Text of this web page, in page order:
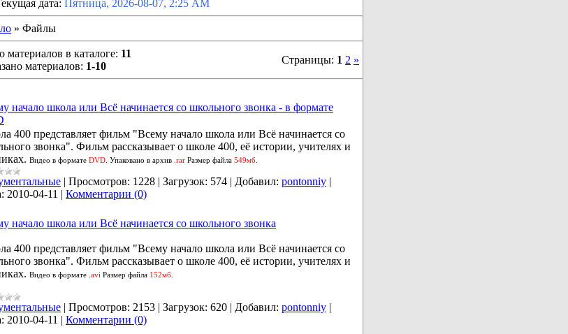
дата: Пятница, 2026-08-07, 2:25 AM
» Файлы
материалов в каталоге: 11
материалов: 1-10
Страницы: 1 2 »
начало школа или Всё начинается со школьного звонка - в формате
400 представляет фильм "Всему начало школа или Всё начинается со
звонка". Фильм рассказывает о школе 400, её истории, учителях и
Видео в формате DVD . Упаковано в архив .rar Размер файла 549мб
| Просмотров: 1228 | Загрузок: 574 | Добавил: pontonniy |
2010-04-11 | Комментарии (0)
начало школа или Всё начинается со школьного звонка
400 представляет фильм "Всему начало школа или Всё начинается со
звонка". Фильм рассказывает о школе 400, её истории, учителях и
Видео в формате avi Размер файла 152мб
| Просмотров: 2153 | Загрузок: 620 | Добавил: pontonniy |
2010-04-11 | Комментарии (0)